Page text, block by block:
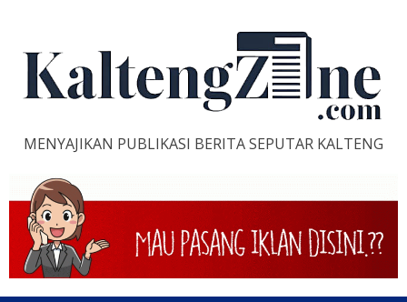
content
MENYAJIKAN PUBLIKASI BERITA SEPUTAR KALTENG